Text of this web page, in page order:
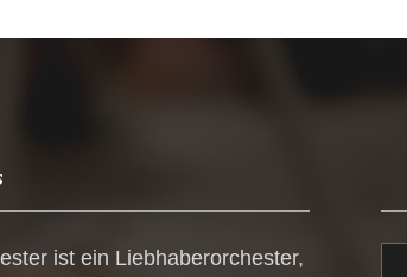
ist ein Liebhaberorchester,